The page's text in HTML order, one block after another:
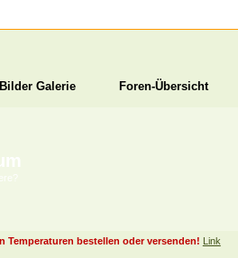
Bilder Galerie Foren-Übersicht
Temperaturen bestellen oder versenden! Link